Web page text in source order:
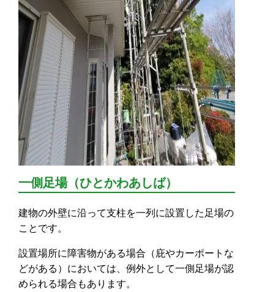
一側足場（ひとかわあしば）
建物の外壁に沿って支柱を一列に設置した足場の
ことです。
設置場所に障害物がある場合（庇やカーポートな
どがある）においては、例外として一側足場が認
められる場合もあります。